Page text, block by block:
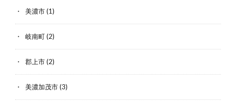
美濃市(1)
岐南町(2)
郡上市(2)
美濃加茂市(3)